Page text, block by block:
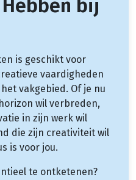
bij
is geschikt voor
vaardigheden
vakgebied. Of je nu
wil verbreden,
in zijn werk wil
die zijn creativiteit wil
is voor jou.
te ontketenen?